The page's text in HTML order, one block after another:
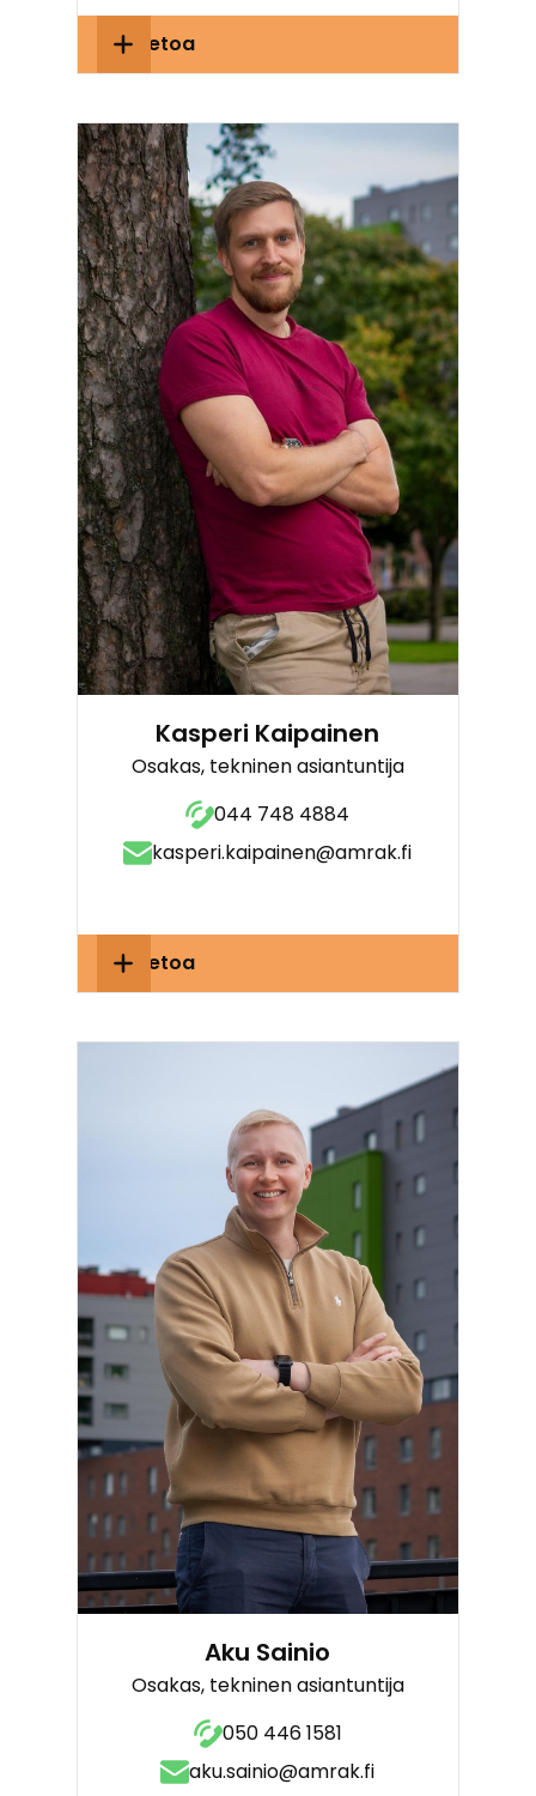
Lisätietoa
Kasperi Kaipainen
Osakas, tekninen asiantuntija
044 748 4884
kasperi.kaipainen@amrak.fi
Lisätietoa
Aku Sainio
Osakas, tekninen asiantuntija
050 446 1581
aku.sainio@amrak.fi